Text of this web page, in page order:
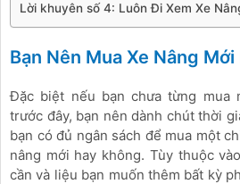
Lời khuyên số 4: Luôn Đi Xem Xe
Bạn Nên Mua Xe Nâng
Đặc biệt nếu bạn chưa từng mua
trước đây, bạn nên dành chút thời
bạn có đủ ngân sách để mua một
nâng mới hay không. Tùy thuộc
cần và liệu bạn muốn thêm bất kỳ